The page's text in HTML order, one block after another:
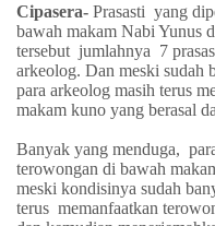
Cipasera- Prasasti yang
bawah makam Nabi Yunus
tersebut jumlahnya 7
arkeolog. Dan meski sudah
para arkeolog masih terus
makam kuno yang berasal
Banyak yang menduga,
terowongan di bawah
meski kondisinya sudah
terus memanfaatkan